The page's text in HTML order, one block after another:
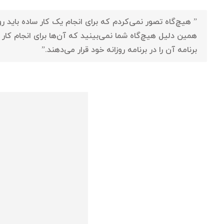
” هیچ‌گاه تصور نمی‌کردم که برای انجام یک کار ساده باید
همین دلیل هیچ‌گاه شما نمی‌بینید که آن‌ها برای انجام
برنامه آن را در برنامه روزانه خود قرار می‌دهند.”